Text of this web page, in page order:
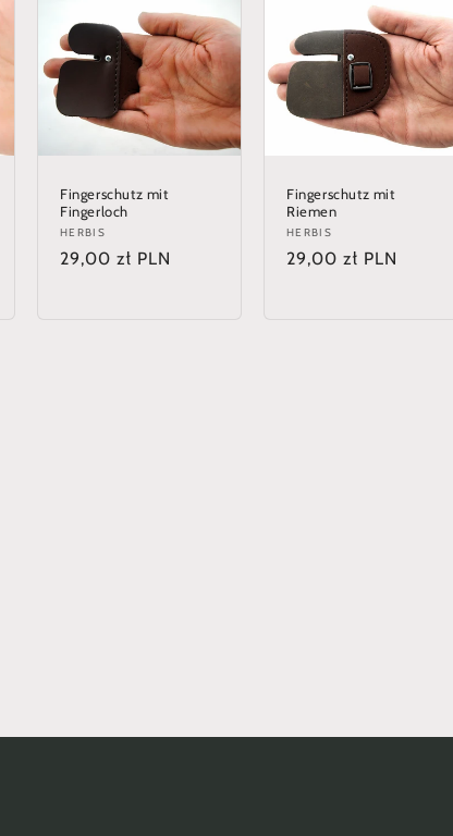
Fingerschutz mit
Fingerloch
Anbieter:
HERBIS
Normaler
29,00 zł PLN
Fingerschutz mit
Riemen
Anbieter:
HERBIS
Normaler
29,00 zł PLN